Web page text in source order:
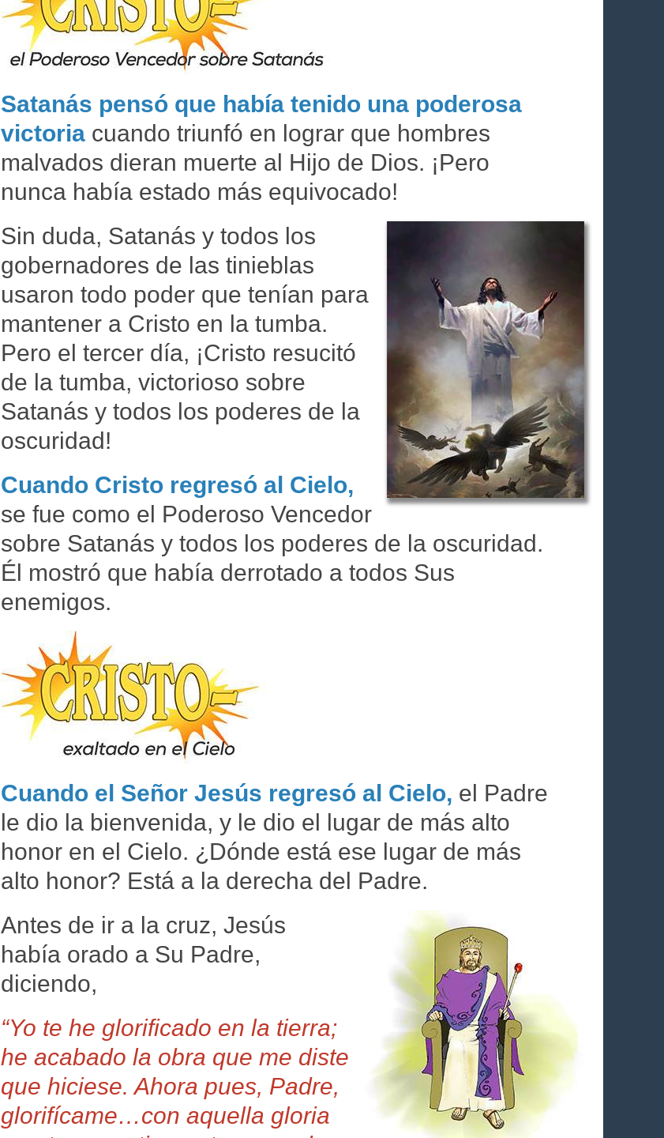
Satanás pensó que había tenido una poderosa
victoria cuando triunfó en lograr que hombres
malvados dieran muerte al Hijo de Dios. ¡Pero
nunca había estado más equivocado!
Sin duda, Satanás y todos los
gobernadores de las tinieblas
usaron todo poder que tenían para
mantener a Cristo en la tumba.
Pero el tercer día, ¡Cristo resucitó
de la tumba, victorioso sobre
Satanás y todos los poderes de la
oscuridad!
Cuando Cristo regresó al Cielo,
se fue como el Poderoso Vencedor
sobre Satanás y todos los poderes de la oscuridad.
Él mostró que había derrotado a todos Sus
enemigos.
Cuando el Señor Jesús regresó al Cielo, el Padre
le dio la bienvenida, y le dio el lugar de más alto
honor en el Cielo. ¿Dónde está ese lugar de más
alto honor? Está a la derecha del Padre.
Antes de ir a la cruz, Jesús
había orado a Su Padre,
diciendo,
“Yo te he glorificado en la tierra;
he acabado la obra que me diste
que hiciese. Ahora pues, Padre,
glorifícame…con aquella gloria